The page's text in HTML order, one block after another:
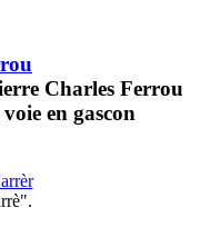
Charles Ferrou
en gascon